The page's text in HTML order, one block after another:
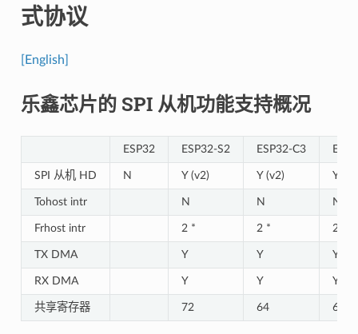
式协议
[English]
乐鑫芯片的 SPI 从机功能支持概况
ESP32 ESP32-S2 ESP32-C3
SPI 从机 HD N Y (v2) Y (v2) Y
Tohost intr N N N
Frhost intr 2 * 2 * 2 *
TX DMA Y Y Y
RX DMA Y Y Y
共享寄存器 72 64 64